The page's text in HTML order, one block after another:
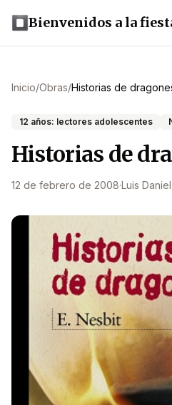
Bienvenidos a la
Inicio/Obras/Historias de
12 años: lectores adolescentes
Historias de
12 de febrero de 2008·Luis Daniel